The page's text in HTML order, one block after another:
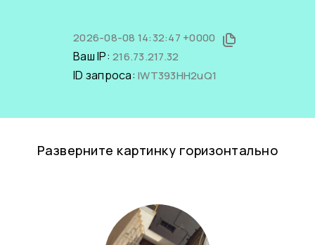
2026-08-08 14:32:47 +0000
Ваш IP: 216.73.217.32
ID запроса: lWT393HH2uQ1
Разверните картинку горизонтально